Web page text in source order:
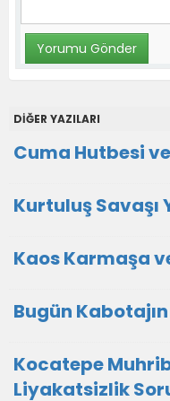
DİĞER YAZILARI
Cuma Hutbesi
Kurtuluş Savaşı
Kaos Karmaşa
Bugün Kabotajın
Kocatepe
Liyakatsizlik